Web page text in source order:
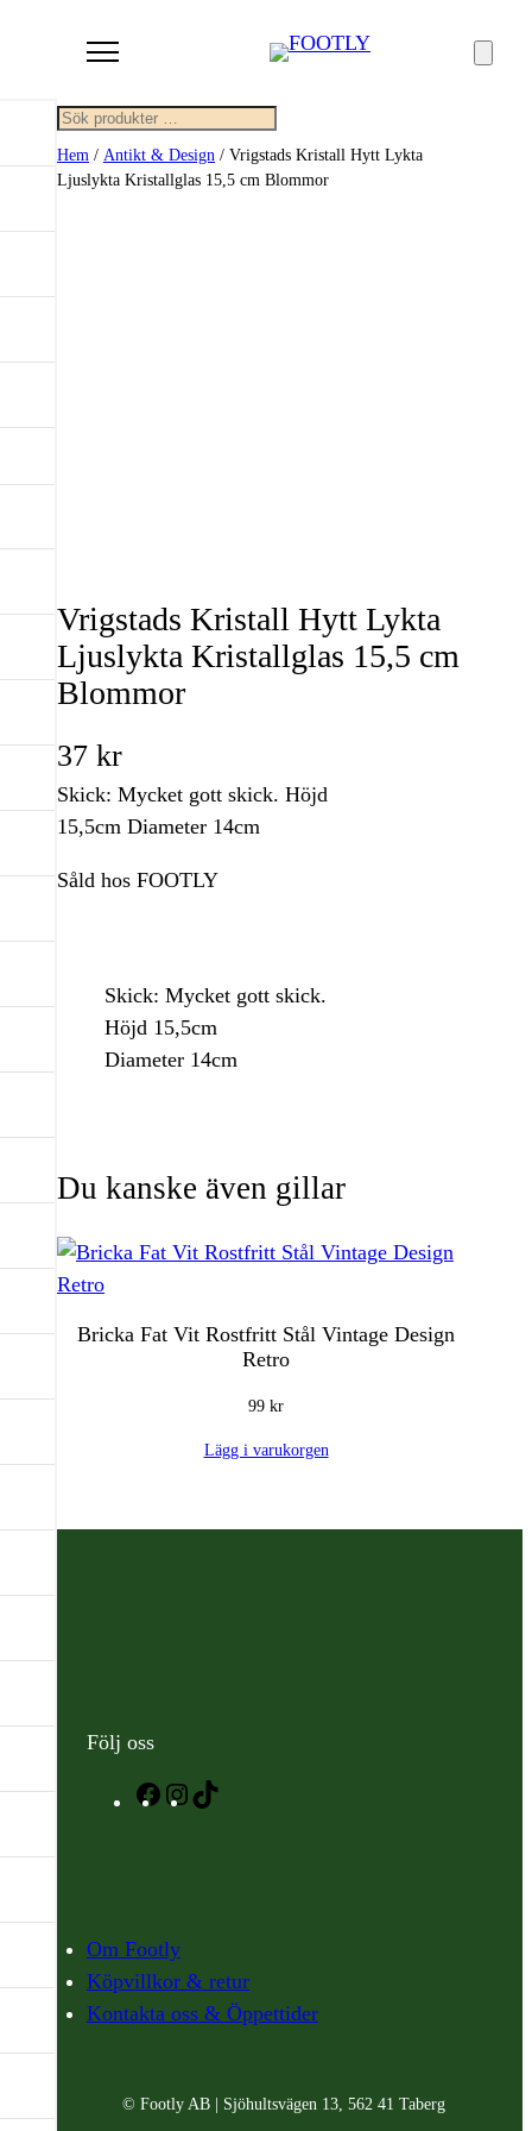
Sök
Hem / Antikt & Design / Vrigstads Kristall Hytt Lykta
Ljuslykta Kristallglas 15,5 cm Blommor
Vrigstads Kristall Hytt Lykta
Ljuslykta Kristallglas 15,5 cm
Blommor
37 kr
Skick: Mycket gott skick. Höjd
15,5cm Diameter 14cm
Såld hos FOOTLY
Skick: Mycket gott skick.
Höjd 15,5cm
Diameter 14cm
Du kanske även gillar
Bricka Fat Vit Rostfritt Stål Vintage Design
Retro
99 kr
Lägg i varukorgen
Följ oss
Facebook
Instagram
Om Footly
Köpvillkor & retur
Kontakta oss & Öppettider
© Footly AB | Sjöhultsvägen 13, 562 41 Taberg